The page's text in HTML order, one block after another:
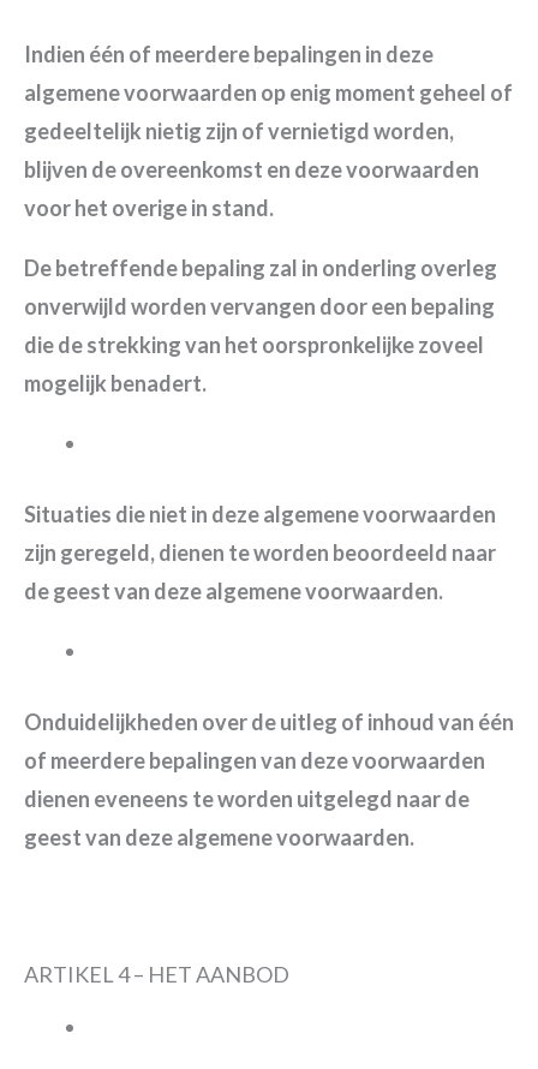
Indien één of meerdere bepalingen in deze
algemene voorwaarden op enig moment geheel of
gedeeltelijk nietig zijn of vernietigd worden,
blijven de overeenkomst en deze voorwaarden
voor het overige in stand.
De betreffende bepaling zal in onderling overleg
onverwijld worden vervangen door een bepaling
die de strekking van het oorspronkelijke zoveel
mogelijk benadert.
Situaties die niet in deze algemene voorwaarden
zijn geregeld, dienen te worden beoordeeld naar
de geest van deze algemene voorwaarden.
Onduidelijkheden over de uitleg of inhoud van één
of meerdere bepalingen van deze voorwaarden
dienen eveneens te worden uitgelegd naar de
geest van deze algemene voorwaarden.
ARTIKEL 4 – HET AANBOD